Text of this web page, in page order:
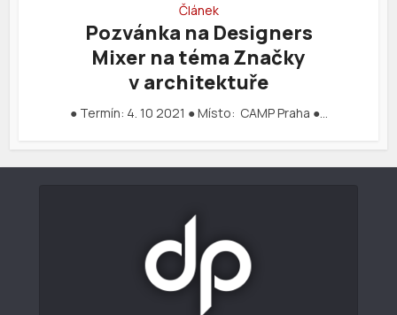
Článek
Pozvánka na Designers
Mixer na téma Značky
v architektuře
● Termín: 4. 10 2021 ● Místo: CAMP Praha ●…